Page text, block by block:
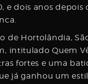
e dois anos depois
de Hortolândia,
intitulado Quem
fortes e uma
já ganhou um